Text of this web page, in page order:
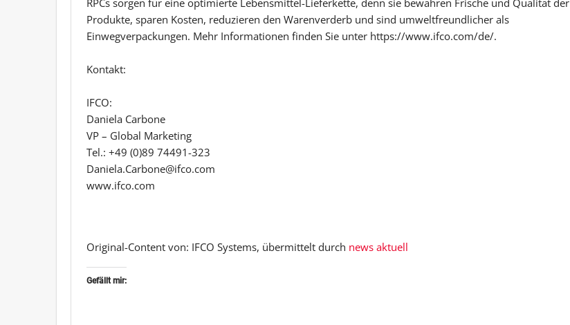
Produkte, sparen Kosten, reduzieren den Warenverderb und sind umweltfreundlicher als
Einwegverpackungen. Mehr Informationen finden Sie unter https://www.ifco.com/de/.
Kontakt:
IFCO:
Daniela Carbone
VP – Global Marketing
Tel.: +49 (0)89 74491-323
Daniela.Carbone@ifco.com
www.ifco.com
Original-Content von: IFCO Systems, übermittelt durch news aktuell
Gefällt mir: